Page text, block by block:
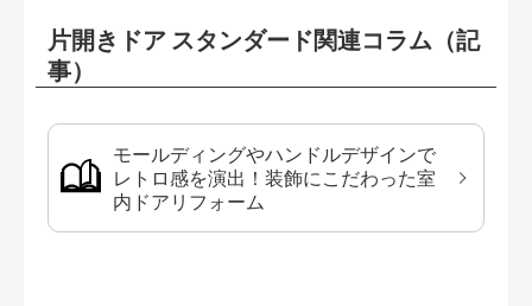
片開きドア スタンダード関連コラム（記
事）
モールディングやハンドルデザインで
レトロ感を演出！装飾にこだわった室
内ドアリフォーム